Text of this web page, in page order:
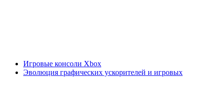
Игровые консоли Xbox
Эволюция графических ускорителей и игровых